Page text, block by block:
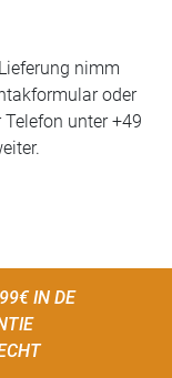
nimm
oder
Telefon unter +49
IN DE